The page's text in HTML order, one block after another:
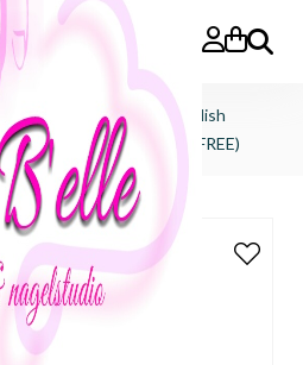
Zoeken
gel polish > salon gel polish
TPO FREE, DI-HEMA FREE)